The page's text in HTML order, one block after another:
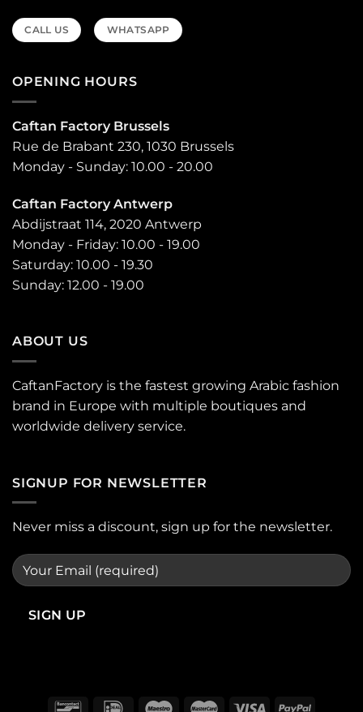
CALL US WHATSAPP
OPENING HOURS
Caftan Factory Brussels
Rue de Brabant 230, 1030 Brussels
Monday - Sunday: 10.00 - 20.00
Caftan Factory Antwerp
Abdijstraat 114, 2020 Antwerp
Monday - Friday: 10.00 - 19.00
Saturday: 10.00 - 19.30
Sunday: 12.00 - 19.00
ABOUT US
CaftanFactory is the fastest growing Arabic fashion
brand in Europe with multiple boutiques and
worldwide delivery service.
SIGNUP FOR NEWSLETTER
Never miss a discount, sign up for the newsletter.